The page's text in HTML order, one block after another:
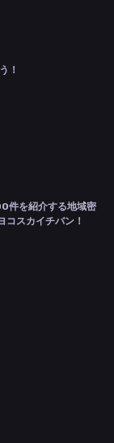
！
件を紹介する地域密
コスカイチバン！